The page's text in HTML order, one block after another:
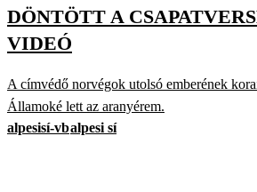
DÖNTÖTT A
VIDEÓ
A címvédő norvégok utolsó emberének
Államoké lett az aranyérem.
alpesisí-vbalpesi sí